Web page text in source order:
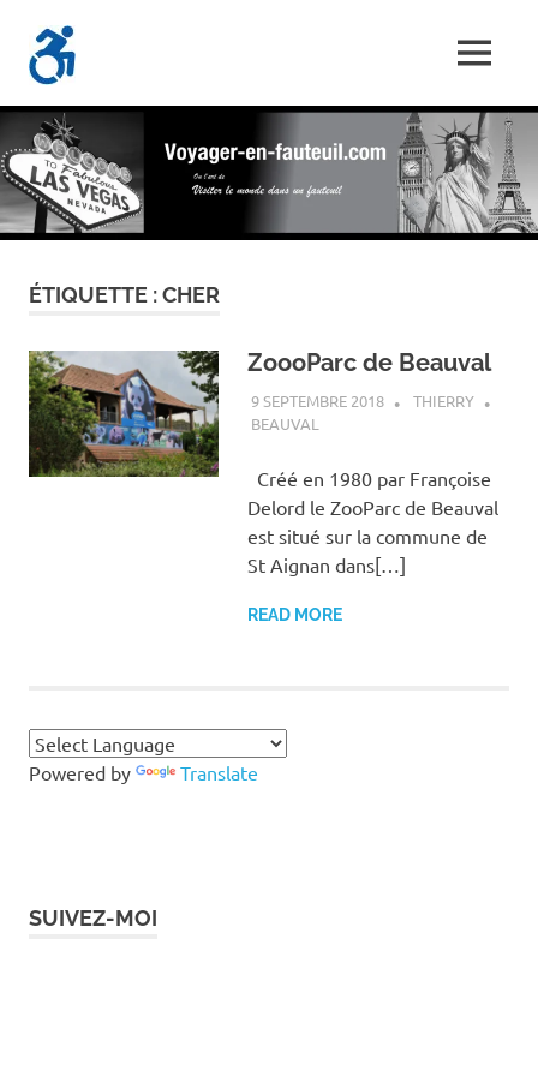
content
En-
Fauteuil.com
Aventures
d'un
handi-
voyageur
MENU
ÉTIQUETTE :CHER
ZoooParc de Beauval
9 SEPTEMBRE 2018
THIERRY
BEAUVAL
Créé en 1980 par Françoise
Delord le ZooParc de Beauval
est situé sur la commune de
St Aignan dans[…]
READ MORE
Powered by Translate
SUIVEZ-MOI